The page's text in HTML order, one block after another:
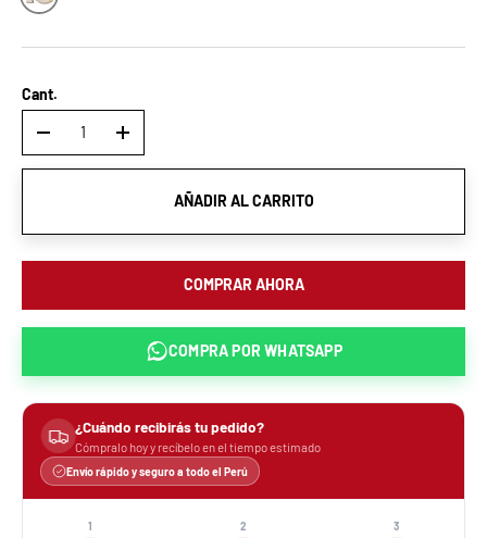
Cant.
- +
AÑADIR AL CARRITO
COMPRAR AHORA
COMPRA PORWHATSAPP
¿Cuándo recibirás tu pedido?
Cómpralo hoy y recíbelo en el tiempo estimado
Envío rápido y seguro a todo el Perú
1 2 3